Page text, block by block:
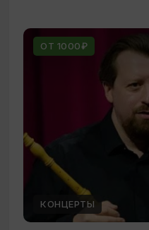
ОТ 1000₽
КОНЦЕРТЫ